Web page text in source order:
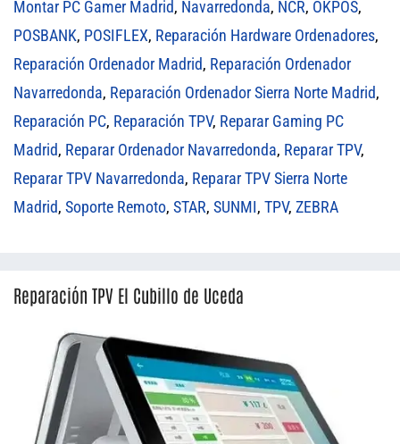
Montar PC Gamer Madrid, Navarredonda, NCR, OKPOS,
POSBANK, POSIFLEX, Reparación Hardware Ordenadores,
Reparación Ordenador Madrid, Reparación Ordenador
Navarredonda, Reparación Ordenador Sierra Norte Madrid,
Reparación PC, Reparación TPV, Reparar Gaming PC
Madrid, Reparar Ordenador Navarredonda, Reparar TPV,
Reparar TPV Navarredonda, Reparar TPV Sierra Norte
Madrid, Soporte Remoto, STAR, SUNMI, TPV, ZEBRA
Reparación TPV El Cubillo de Uceda